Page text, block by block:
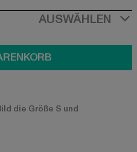
AUSWÄHLEN
die Größe S und